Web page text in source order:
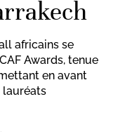
africains se
Awards, tenue
en avant
lauréats